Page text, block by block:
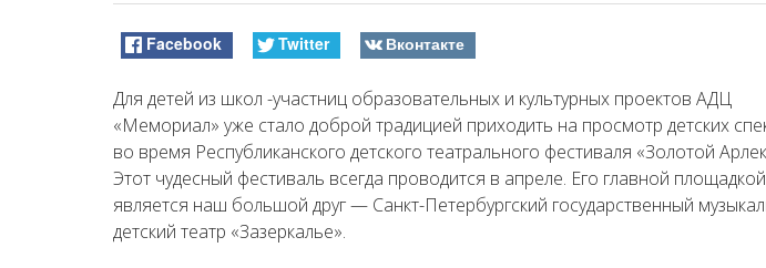
Facebook Twitter Вконтакте
Для детей из школ -участниц образовательных и культурных проектов АДЦ
«Мемориал» уже стало доброй традицией приходить на просмотр детских
во время Республиканского детского театрального фестиваля «Золотой
Этот чудесный фестиваль всегда проводится в апреле. Его главной площадкой
является наш большой друг — Санкт-Петербургский государственный
детский театр «Зазеркалье».